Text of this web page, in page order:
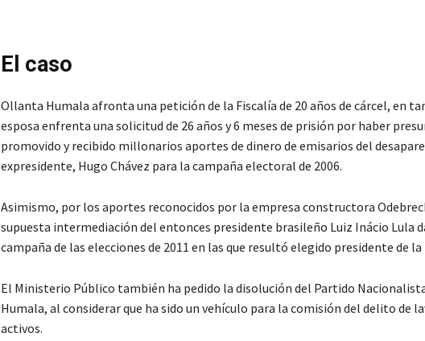
El caso
Ollanta Humala afronta una petición de la Fiscalía de 20 años de cárcel, en
esposa enfrenta una solicitud de 26 años y 6 meses de prisión por haber
promovido y recibido millonarios aportes de dinero de emisarios del
expresidente, Hugo Chávez para la campaña electoral de 2006.
Asimismo, por los aportes reconocidos por la empresa constructora
supuesta intermediación del entonces presidente brasileño Luiz Inácio Lula
campaña de las elecciones de 2011 en las que resultó elegido presidente de la
El Ministerio Público también ha pedido la disolución del Partido
Humala, al considerar que ha sido un vehículo para la comisión del delito de
activos.